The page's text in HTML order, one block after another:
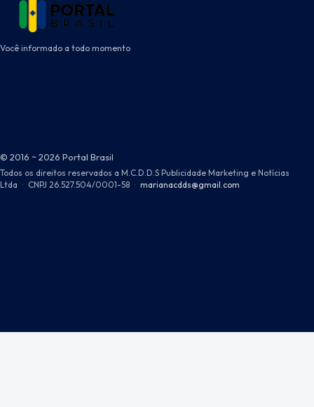
Você informado a todo momento
© 2016 ~ 2026 Portal Brasil
Todos os direitos reservados a M.C.D.D.S Publicidade Marketing e Notícias
Ltda · CNPJ 26.527.504/0001-58 · marianacdds@gmail.com